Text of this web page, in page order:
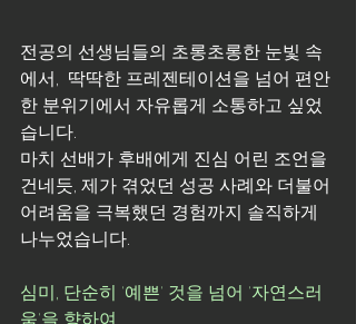
전공의 선생님들의 초롱초롱한 눈빛 속
에서,  딱딱한 프레젠테이션을 넘어 편안
한 분위기에서 자유롭게 소통하고 싶었
습니다.
마치 선배가 후배에게 진심 어린 조언을
건네듯, 제가 겪었던 성공 사례와 더불어
어려움을 극복했던 경험까지 솔직하게
나누었습니다.
심미, 단순히 '예쁜' 것을 넘어 '자연스러
움'을 향하여